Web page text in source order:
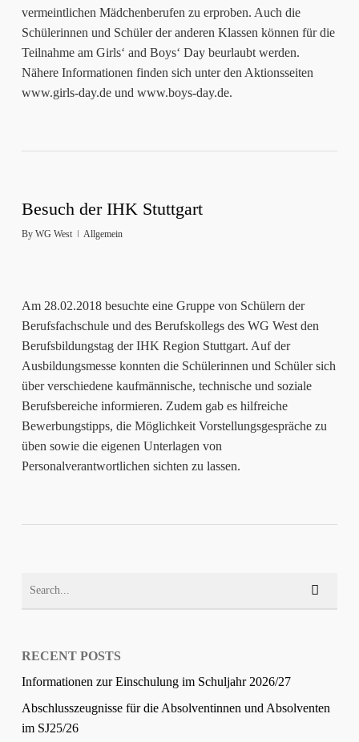
vermeintlichen Mädchenberufen zu erproben. Auch die
Schülerinnen und Schüler der anderen Klassen können für die
Teilnahme am Girls‘ and Boys‘ Day beurlaubt werden.
Nähere Informationen finden sich unter den Aktionsseiten
www.girls-day.de und www.boys-day.de.
Besuch der IHK Stuttgart
By WG West Allgemein
Am 28.02.2018 besuchte eine Gruppe von Schülern der
Berufsfachschule und des Berufskollegs des WG West den
Berufsbildungstag der IHK Region Stuttgart. Auf der
Ausbildungsmesse konnten die Schülerinnen und Schüler sich
über verschiedene kaufmännische, technische und soziale
Berufsbereiche informieren. Zudem gab es hilfreiche
Bewerbungstipps, die Möglichkeit Vorstellungsgespräche zu
üben sowie die eigenen Unterlagen von
Personalverantwortlichen sichten zu lassen.
RECENT POSTS
Informationen zur Einschulung im Schuljahr 2026/27
Abschlusszeugnisse für die Absolventinnen und Absolventen
im SJ25/26